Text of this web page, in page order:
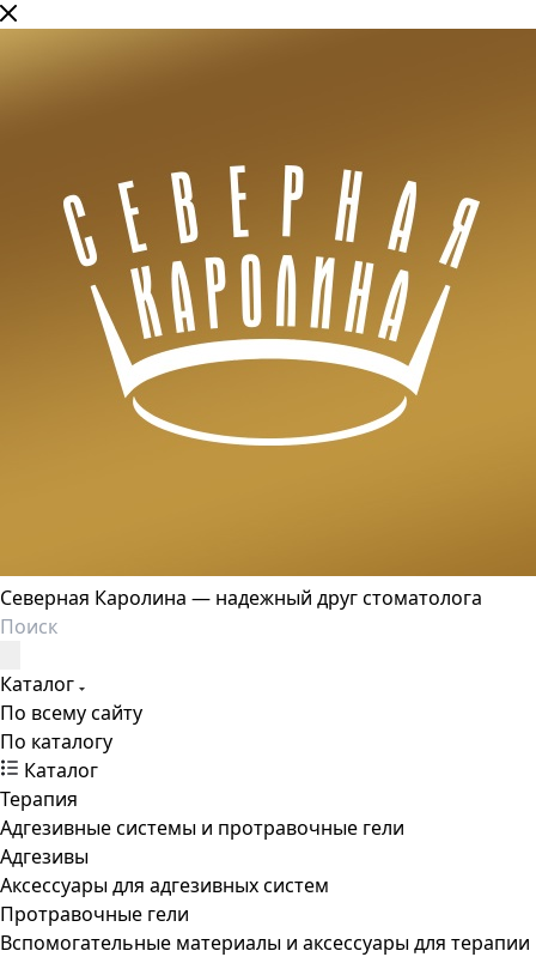
Северная Каролина — надежный друг стоматолога
Каталог
По всему сайту
По каталогу
Каталог
Терапия
Адгезивные системы и протравочные гели
Адгезивы
Аксессуары для адгезивных систем
Протравочные гели
Вспомогательные материалы и аксессуары для терапии